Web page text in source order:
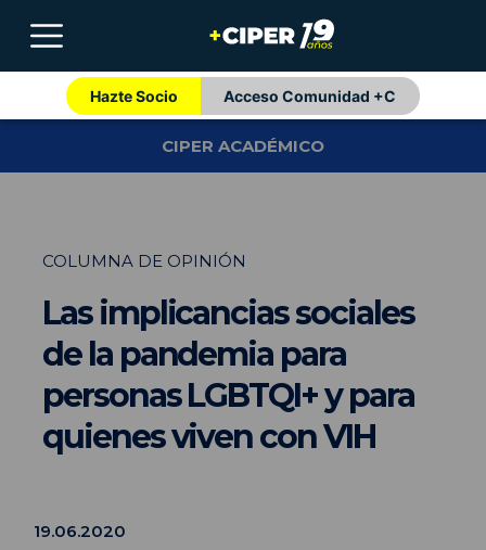
Hazte Socio Acceso Comunidad +C
CIPER ACADÉMICO
COLUMNA DE OPINIÓN
Las implicancias sociales
de la pandemia para
personas LGBTQI+ y para
quienes viven con VIH
19.06.2020